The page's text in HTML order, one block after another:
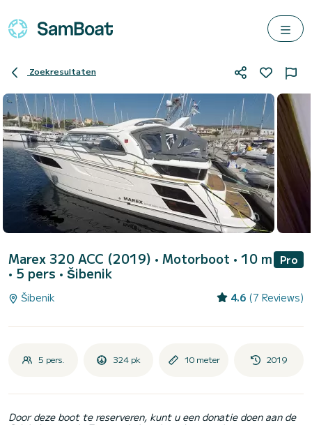
Zoekresultaten
Marex 320 ACC (2019) • Motorboot • 10 m
• 5 pers • Šibenik
Pro
Šibenik 4.6 (7 Reviews)
5 pers. 324 pk 10 meter 2019
Door deze boot te reserveren, kunt u een donatie doen aan de